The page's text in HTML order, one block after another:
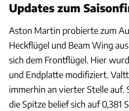
Updates zum
Aston Martin probierte zum
Heckflügel und Beam Wing
sich dem Frontflügel. Hier
und Endplatte modifiziert.
immerhin an vierter Stelle auf.
die Spitze belief sich auf 0,381